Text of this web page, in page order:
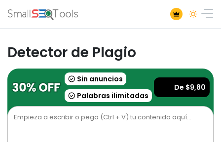
Detector de Plagio
Sin anuncios
Palabras ilimitadas
De $9,80